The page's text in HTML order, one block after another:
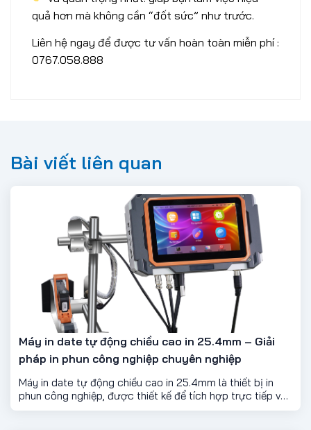
quả hơn mà không cần “đốt sức” như trước.
Liên hệ ngay để được tư vấn hoàn toàn miễn phí :
0767.058.888
Bài viết liên quan
Máy in date tự động chiều cao in 25.4mm – Giải
pháp in phun công nghiệp chuyên nghiệp
Máy in date tự động chiều cao in 25.4mm là thiết bị in
phun công nghiệp, được thiết kế để tích hợp trực tiếp vào
dây chuyền sản xuất. Với khả năng in ký tự lớn, rõ nét,